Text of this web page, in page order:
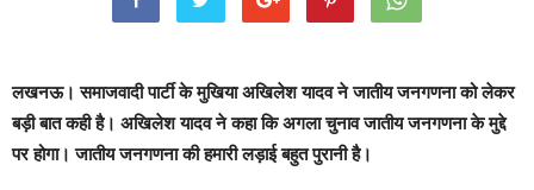
लखनऊ।समाजवादी पार्टी के मुखिया अखिलेश यादव ने जातीय जनगणना को लेकर
बड़ी बात कही है। अखिलेश यादव ने कहा कि अगला चुनाव जातीय जनगणना के मुद्दे
पर होगा। जातीय जनगणना की हमारी लड़ाई बहुत पुरानी है।